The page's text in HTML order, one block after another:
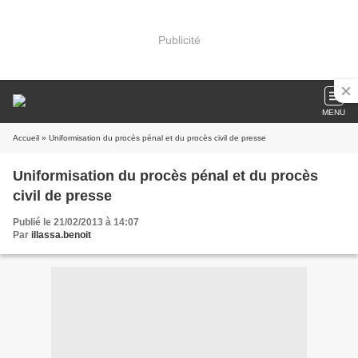
Publicité
MENU
Accueil » Uniformisation du procès pénal et du procès civil de presse
Uniformisation du procès pénal et du procès
civil de presse
Publié le 21/02/2013 à 14:07
Par illassa.benoit